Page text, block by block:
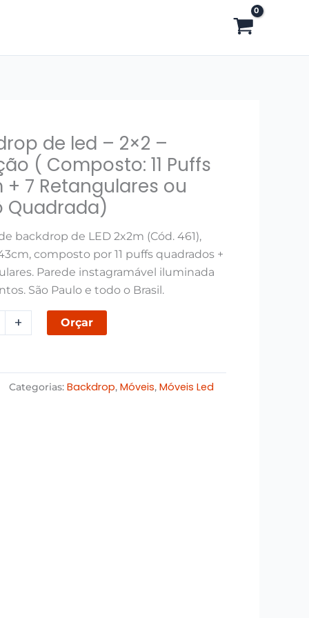
de led – 2×2 –
( Composto: 11 Puffs
+ 7 Retangulares ou
Quadrada)
backdrop de LED 2x2m (Cód. 461),
composto por 11 puffs quadrados +
Parede instagramável iluminada
São Paulo e todo o Brasil.
+ Orçar
Categorias: Backdrop, Móveis, Móveis Led